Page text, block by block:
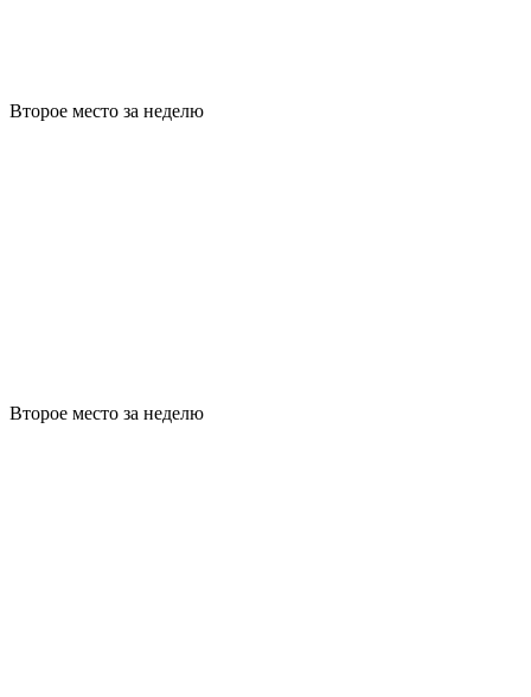
Второе место за неделю
Второе место за неделю